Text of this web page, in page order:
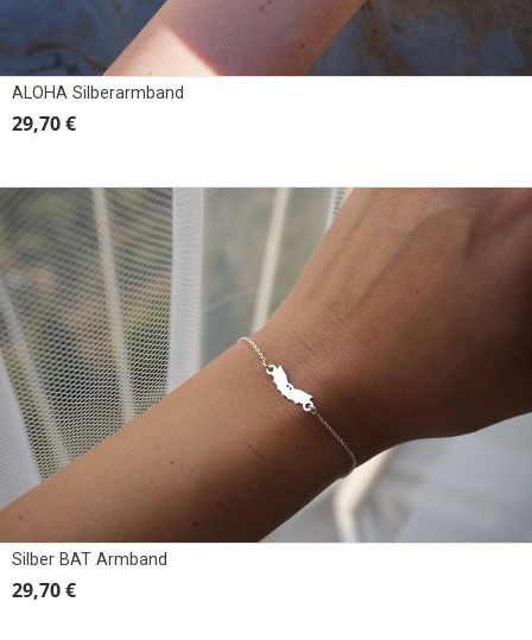
ALOHA Silberarmband
29,70 €
Silber BAT Armband
29,70 €